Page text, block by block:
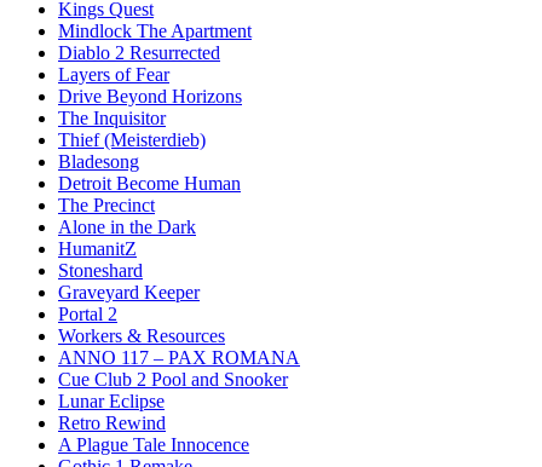
Kings Quest
Mindlock The Apartment
Diablo 2 Resurrected
Layers of Fear
Drive Beyond Horizons
The Inquisitor
Thief (Meisterdieb)
Bladesong
Detroit Become Human
The Precinct
Alone in the Dark
HumanitZ
Stoneshard
Graveyard Keeper
Portal 2
Workers & Resources
ANNO 117 – PAX ROMANA
Cue Club 2 Pool and Snooker
Lunar Eclipse
Retro Rewind
A Plague Tale Innocence